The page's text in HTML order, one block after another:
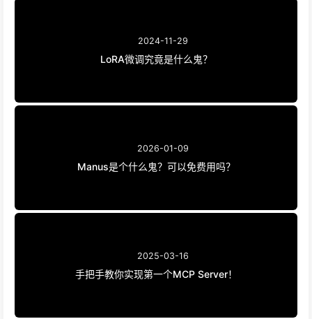
2024-11-29
LoRA微调究竟是什么鬼？
2026-01-09
Manus是个什么鬼？可以免费用吗？
2025-03-16
手把手教你实现第一个MCP Server！